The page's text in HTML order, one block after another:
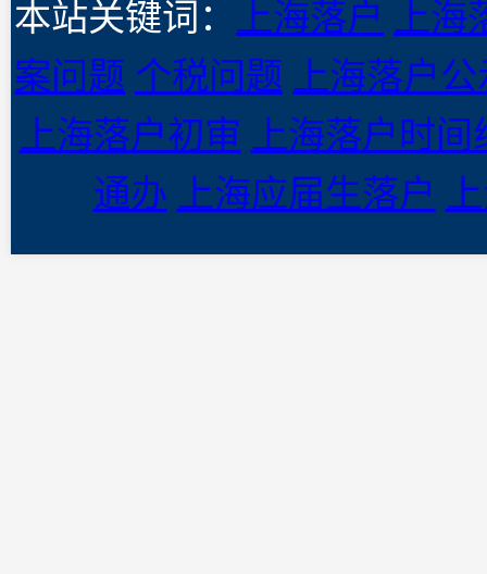
本站关键词： 上海落户
上
案问题 个税问题
上海落户
上海落户初审
上海落户时间
通办
上海应届生落户